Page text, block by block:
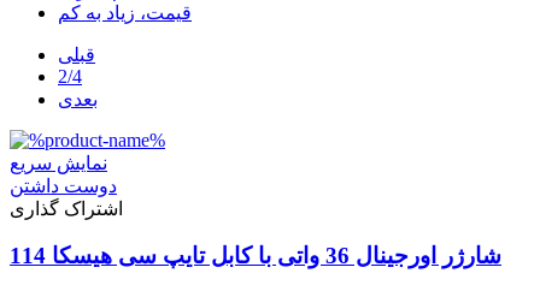
قیمت، زیاد به کم
قبلی
2/4
بعدی
نمایش سریع
دوست داشتن
اشتراک گذاری
شارژر اورجینال 36 واتی با کابل تایپ سی هیسکا 114